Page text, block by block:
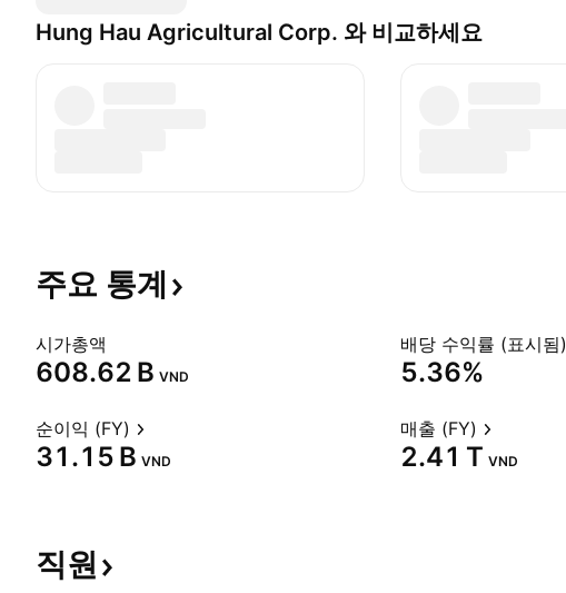
Hung Hau Agricultural Corp. 와 비교하세요
주요 통계
시가총액
‪608.62 B‬ VND
배당 수익률 (표시됨)
5.36%
순이익 (FY)
‪31.15 B‬ VND
매출 (FY)
‪2.41 T‬ VND
직원